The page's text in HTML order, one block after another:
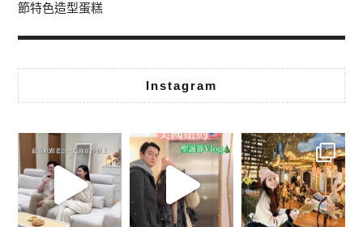
節特色造型蛋糕
Instagram